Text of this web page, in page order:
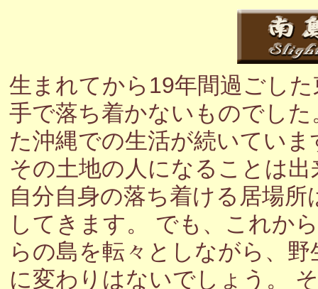
生まれてから19年間過ごし
手で落ち着かないものでし
た沖縄での生活が続いてい
その土地の人になることは
自分自身の落ち着ける居場
してきます。 でも、これか
らの島を転々としながら、
に変わりはないでしょう。